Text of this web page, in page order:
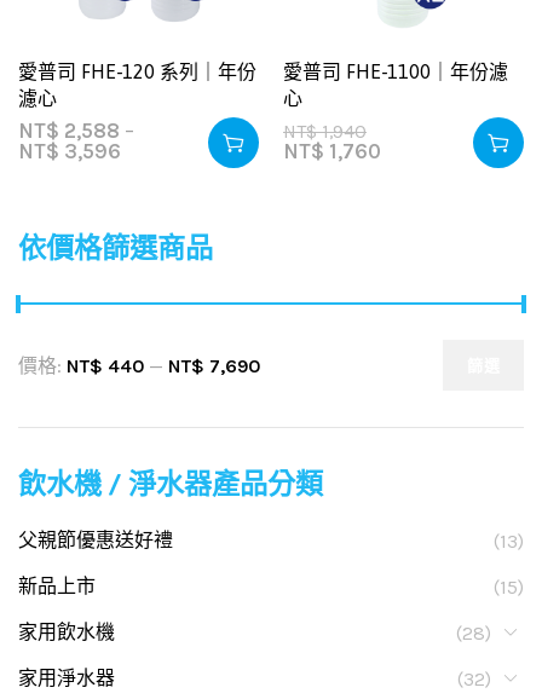
依價格篩選商品
價格: NT$ 440 — NT$ 7,690
飲水機 / 淨水器產品分類
父親節優惠送好禮
(13)
新品上市
(15)
家用飲水機
(28)
家用淨水器
(32)
愛普司 FHE-120 系列｜年份
濾心
NT$ 2,588 –
NT$ 3,596
愛普司 FHE-1100｜年份濾
心
NT$1,940
NT$ 1,760